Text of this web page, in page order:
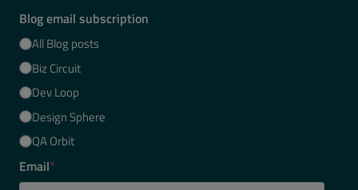
Blog email subscription
All Blog posts
Biz Circuit
Dev Loop
Design Sphere
QA Orbit
Email*